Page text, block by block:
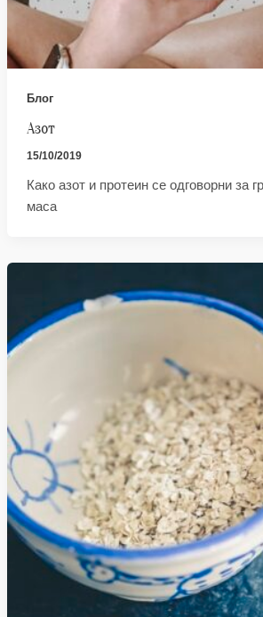
Блог
Азот
15/10/2019
Како азот и протеин се одговорни за
маса